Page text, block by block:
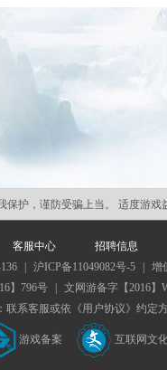
护，谨防受骗上当。 适度游戏
客服中心 招聘信息
沪ICP备11049082号-5
增
】796号 文网游备字【2016】
系客服或依《用户协议》约定方
游戏备案 互联网文